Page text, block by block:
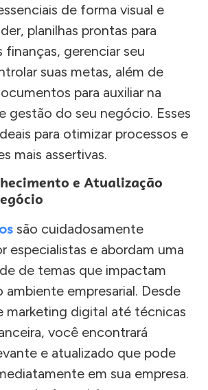
de forma visual e
planilhas prontas para
finanças, gerenciar seu
suas metas, além de
para auxiliar na
gestão do seu negócio. Esses
para otimizar processos e
mais assertivas.
e Atualização
são cuidadosamente
especialistas e abordam uma
de temas que impactam
empresarial. Desde
marketing digital até técnicas
você encontrará
e atualizado que pode
em sua empresa.